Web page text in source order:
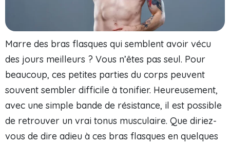
Marre des bras flasques qui semblent avoir vécu
des jours meilleurs ? Vous n’êtes pas seul. Pour
beaucoup, ces petites parties du corps peuvent
souvent sembler difficile à tonifier. Heureusement,
avec une simple bande de résistance, il est possible
de retrouver un vrai tonus musculaire. Que diriez-
vous de dire adieu à ces bras flasques en quelques